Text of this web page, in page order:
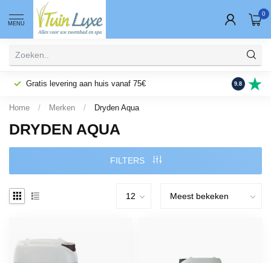
MENU
0
Gratis levering aan huis vanaf 75€ Fysieke
9.8
Home / Merken / Dryden Aqua
DRYDEN AQUA
FILTERS